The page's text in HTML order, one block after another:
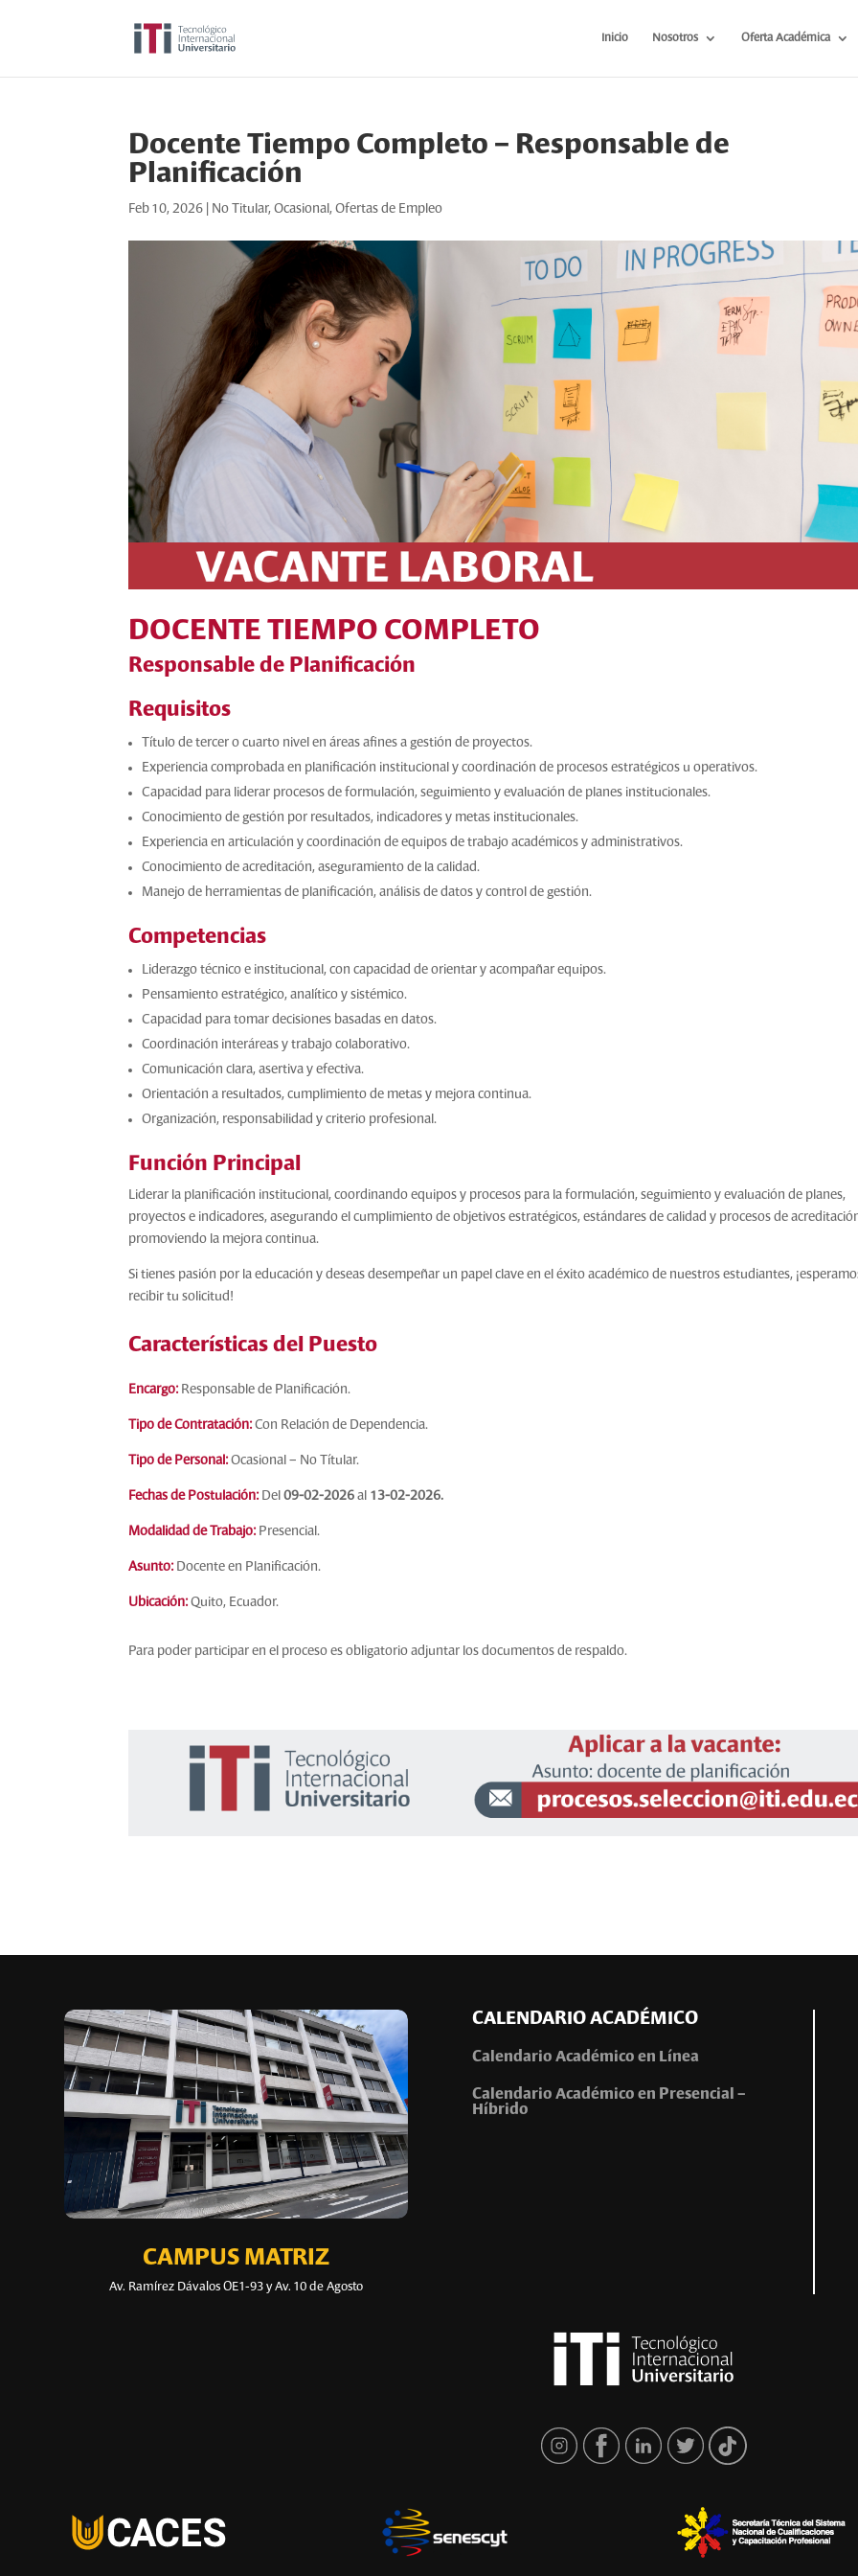
Inicio Nosotros Oferta Académica
Docente Tiempo Completo – Responsable de
Planificación
Feb 10, 2026 No Titular,Ocasional,Ofertas de Empleo
DOCENTE TIEMPO COMPLETO
Responsable de Planificación
Requisitos
Título de tercer o cuarto nivel en áreas afines a gestión de proyectos.
Experiencia comprobada en planificación institucional y coordinación de procesos estratégicos u operativos.
Capacidad para liderar procesos de formulación, seguimiento y evaluación de planes institucionales.
Conocimiento de gestión por resultados, indicadores y metas institucionales.
Experiencia en articulación y coordinación de equipos de trabajo académicos y administrativos.
Conocimiento de acreditación, aseguramiento de la calidad.
Manejo de herramientas de planificación, análisis de datos y control de gestión.
Competencias
Liderazgo técnico e institucional, con capacidad de orientar y acompañar equipos.
Pensamiento estratégico, analítico y sistémico.
Capacidad para tomar decisiones basadas en datos.
Coordinación interáreas y trabajo colaborativo.
Comunicación clara, asertiva y efectiva.
Orientación a resultados, cumplimiento de metas y mejora continua.
Organización, responsabilidad y criterio profesional.
Función Principal
Liderar la planificación institucional, coordinando equipos y procesos para la formulación, seguimiento y evaluación de planes,
proyectos e indicadores, asegurando el cumplimiento de objetivos estratégicos, estándares de calidad y procesos de
promoviendo la mejora continua.
Si tienes pasión por la educación y deseas desempeñar un papel clave en el éxito académico de nuestros estudiantes,
recibir tu solicitud!
Características del Puesto
Encargo: Responsable de Planificación.
Tipo de Contratación:Con Relación de Dependencia.
Tipo de Personal:Ocasional – No Títular.
Fechas de Postulación:Del09-02-2026 al 13-02-2026.
Modalidad de Trabajo: Presencial.
Asunto: Docente en Planificación.
Ubicación: Quito, Ecuador.
Para poder participar en el proceso es obligatorio adjuntar los documentos de respaldo.
CAMPUS MATRIZ
Av. Ramírez Dávalos OE1-93 y Av. 10 de Agosto
CALENDARIO ACADÉMICO
Calendario Académico en Línea
Calendario Académico en Presencial –
Híbrido